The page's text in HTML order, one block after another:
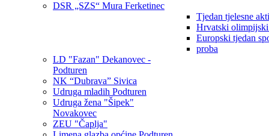
DSR „SZS“ Mura Ferketinec
Tjedan tjelesne
Hrvatski olimpijski
Europski tjedan
proba
LD "Fazan" Dekanovec -
Podturen
NK “Dubrava” Sivica
Udruga mladih Podturen
Udruga žena "Šipek"
Novakovec
ZEU "Čaplja"